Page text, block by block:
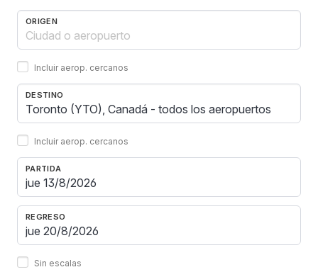
ORIGEN
Incluir aerop. cercanos
DESTINO
Incluir aerop. cercanos
PARTIDA
REGRESO
Sin escalas